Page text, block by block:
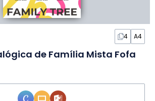
4 A4
de Família Mista Fofa